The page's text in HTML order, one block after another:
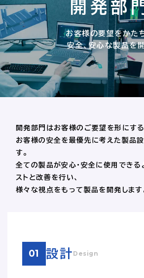
開発部
お客様の要望をかた
安全、安心な製品を
開発部門はお客様のご要望を形にする
お客様の安全を最優先に考えた製品
す。
全ての製品が安心・安全に使用できる
ストと改善を行い、
様々な視点をもって製品を開発します
01 設計 Design